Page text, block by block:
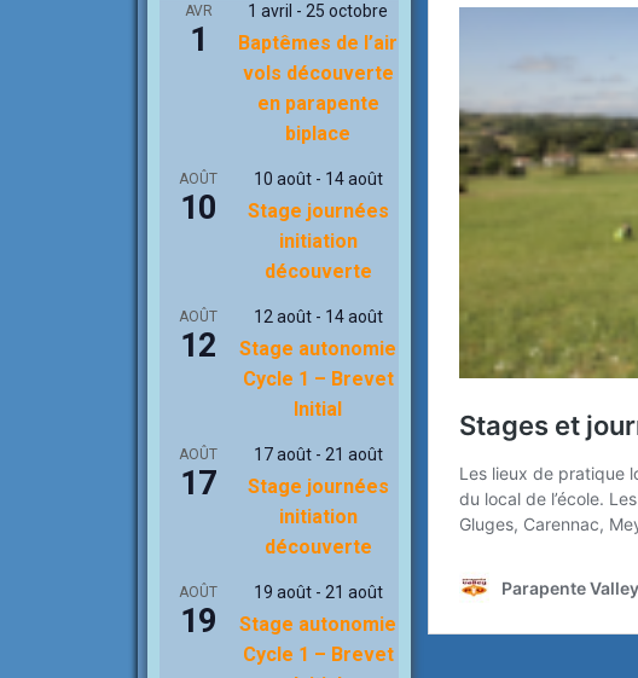
AVR
1
1 avril - 25 octobre
Baptêmes de l’air
vols découverte
en parapente
biplace
AOÛT
10
10 août- 14 août
Stage journées
initiation
découverte
AOÛT
12
12 août- 14 août
Stage autonomie
Cycle 1 – Brevet
Initial
AOÛT
17
17 août- 21 août
Stage journées
initiation
découverte
AOÛT
19
19 août- 21 août
Stage autonomie
Cycle 1 – Brevet